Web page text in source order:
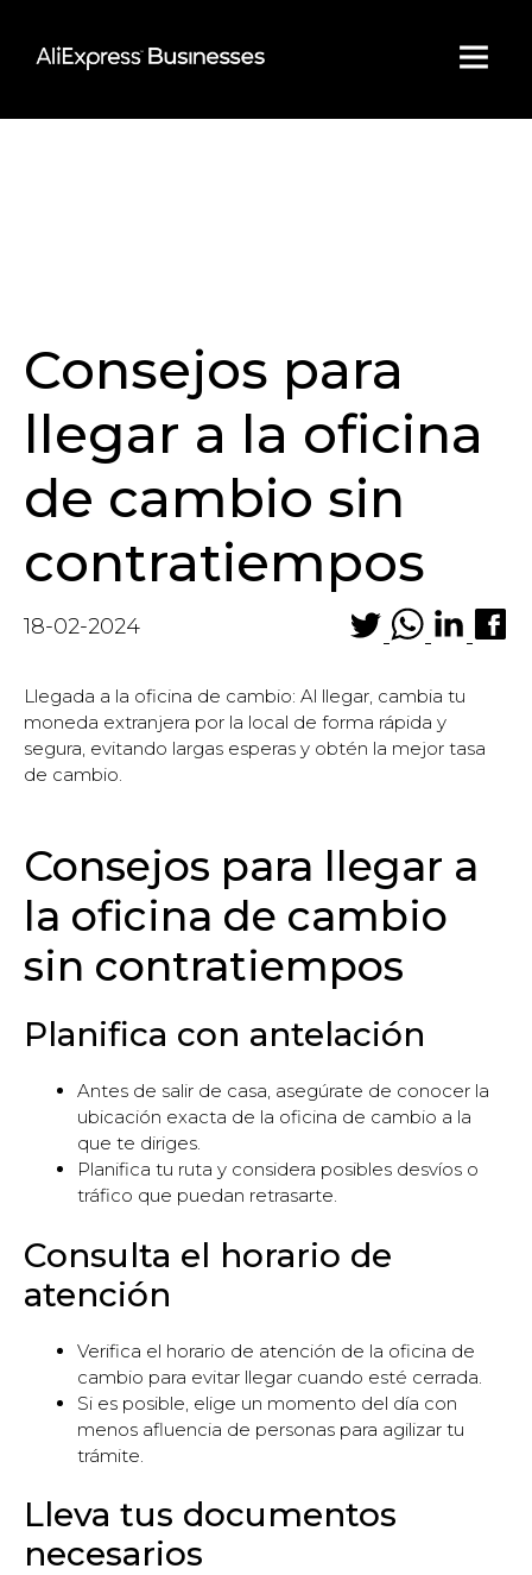
content
Consejos para
llegar a la oficina
de cambio sin
contratiempos
18-02-2024
Llegada a la oficina de cambio: Al llegar, cambia tu
moneda extranjera por la local de forma rápida y
segura, evitando largas esperas y obtén la mejor tasa
de cambio.
Consejos para llegar a
la oficina de cambio
sin contratiempos
Planifica con antelación
Antes de salir de casa, asegúrate de conocer la
ubicación exacta de la oficina de cambio a la
que te diriges.
Planifica tu ruta y considera posibles desvíos o
tráfico que puedan retrasarte.
Consulta el horario de
atención
Verifica el horario de atención de la oficina de
cambio para evitar llegar cuando esté cerrada.
Si es posible, elige un momento del día con
menos afluencia de personas para agilizar tu
trámite.
Lleva tus documentos
necesarios